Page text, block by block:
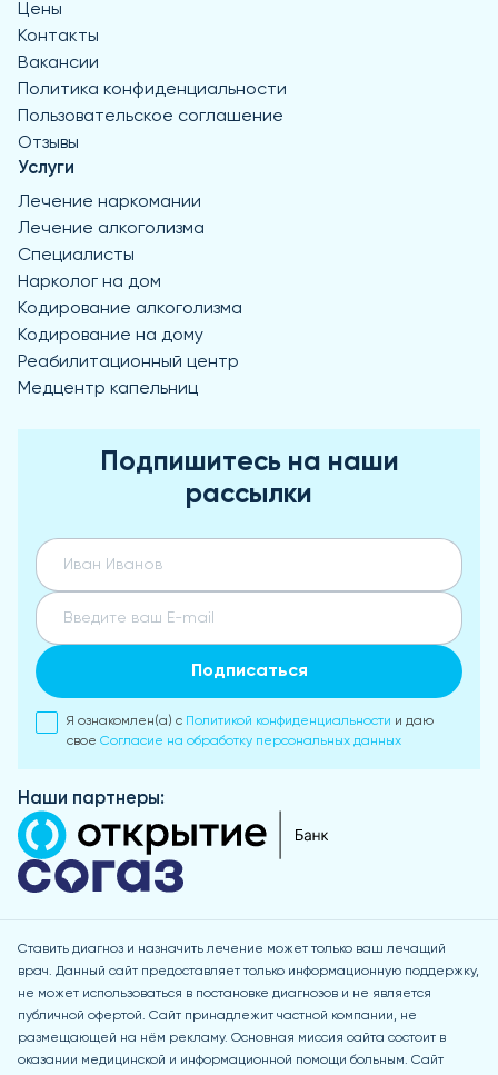
Цены
Контакты
Вакансии
Политика конфиденциальности
Пользовательское соглашение
Отзывы
Услуги
Лечение наркомании
Лечение алкоголизма
Специалисты
Нарколог на дом
Кодирование алкоголизма
Кодирование на дому
Реабилитационный центр
Медцентр капельниц
Подпишитесь на наши
рассылки
Подписаться
Я ознакомлен(а) с Политикой конфиденциальности и даю
свое Согласие на обработку персональных данных
Наши партнеры:
Ставить диагноз и назначить лечение может только ваш лечащий
врач. Данный сайт предоставляет только информационную поддержку,
не может использоваться в постановке диагнозов и не является
публичной офертой. Сайт принадлежит частной компании, не
размещающей на нём рекламу. Основная миссия сайта состоит в
оказании медицинской и информационной помощи больным. Сайт